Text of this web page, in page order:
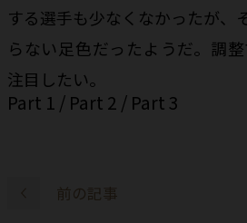
する選手も少なくなかったが、
らない足色だったようだ。調
注目したい。
Part 1 / Part 2 / Part 3
前の記事